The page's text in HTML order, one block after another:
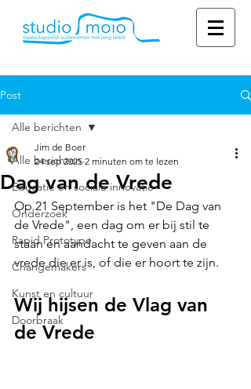
Post
Alle berichten
Educatie en sociale innovatie
Onderzoek
Rapid Prototype
Changemakers
Kunst en cultuur
Doorbraak
Alle berichten
Dag van de Vrede
Jim de Boer
24 sep 2025 2 minuten om te lezen
Op 21 September is het "De Dag van
de Vrede", een dag om er bij stil te
staan en aandacht te geven aan de
vrede die er is, of die er hoort te zijn.
Wij hijsen de Vlag van
de Vrede